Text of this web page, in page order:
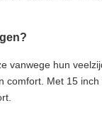
vanwege hun
comfort. Met 15